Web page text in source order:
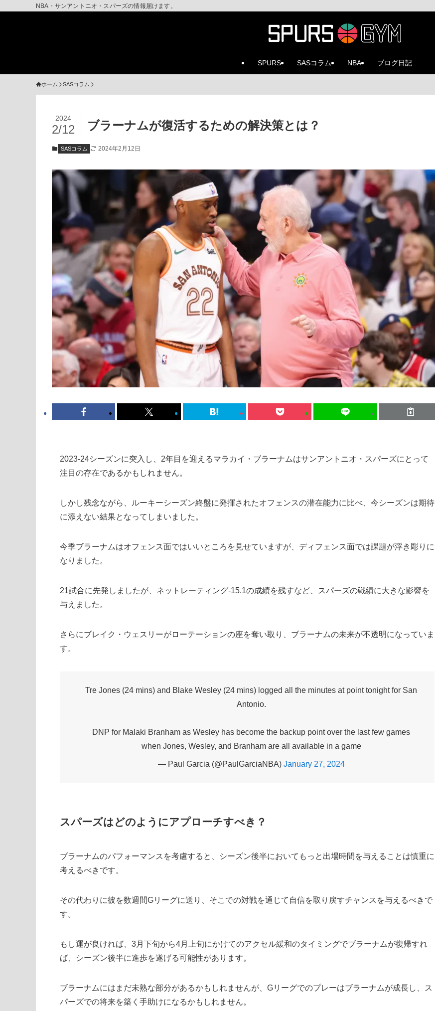
NBA・サンアントニオ・スパーズの情報届けます。
SPURS SASコラム NBA ブログ日記
ホーム SASコラム
ブラーナムが復活するための解決策とは？
2024
2/12
SASコラム 2024年2月12日
2023-24シーズンに突入し、2年目を迎えるマラカイ・ブラーナムはサンアントニオ・スパーズにとって
注目の存在であるかもしれません。
しかし残念ながら、ルーキーシーズン終盤に発揮されたオフェンスの潜在能力に比べ、今シーズンは期待
に添えない結果となってしまいました。
今季ブラーナムはオフェンス面ではいいところを見せていますが、ディフェンス面では課題が浮き彫りに
なりました。
21試合に先発しましたが、ネットレーティング-15.1の成績を残すなど、スパーズの戦績に大きな影響を
与えました。
さらにブレイク・ウェスリーがローテーションの座を奪い取り、ブラーナムの未来が不透明になっていま
す。
Tre Jones (24 mins) and Blake Wesley (24 mins) logged all the minutes at point tonight for San
Antonio.
DNP for Malaki Branham as Wesley has become the backup point over the last few games
when Jones, Wesley, and Branham are all available in a game
— Paul Garcia (@PaulGarciaNBA) January 27, 2024
スパーズはどのようにアプローチすべき？
ブラーナムのパフォーマンスを考慮すると、シーズン後半においてもっと出場時間を与えることは慎重に
考えるべきです。
その代わりに彼を数週間Gリーグに送り、そこでの対戦を通じて自信を取り戻すチャンスを与えるべきで
す。
もし運が良ければ、3月下旬から4月上旬にかけてのアクセル緩和のタイミングでブラーナムが復帰すれ
ば、シーズン後半に進歩を遂げる可能性があります。
ブラーナムにはまだ未熟な部分があるかもしれませんが、Gリーグでのプレーはブラーナムが成長し、ス
パーズでの将来を築く手助けになるかもしれません。